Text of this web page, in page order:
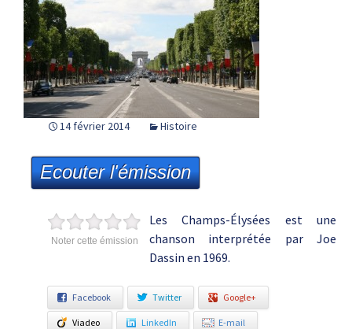
14 février 2014 Histoire
Ecouter l'émission
Noter cette émission
Les Champs-Élysées est une
chanson interprétée par Joe
Dassin en 1969.
Facebook Twitter Google+
Viadeo LinkedIn E-mail